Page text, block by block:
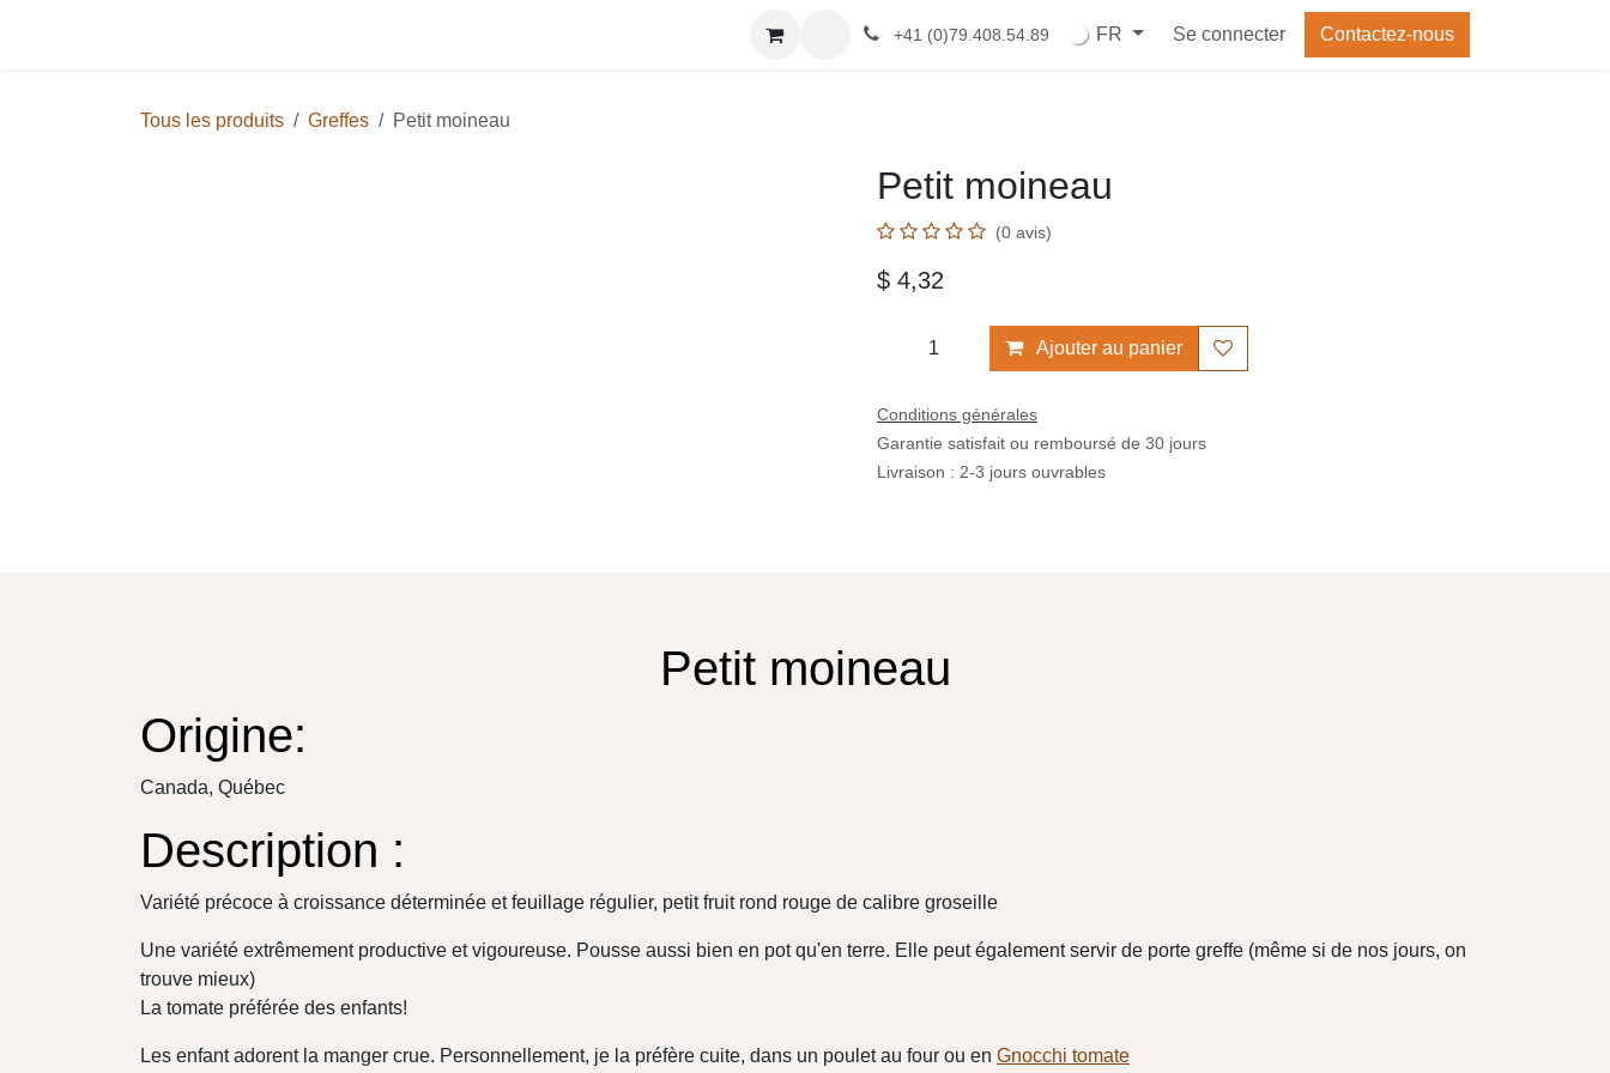
Contactez-nous Cours
+41 (0)79.408.54.89 FR Se connecter Contactez-nous
Tous les produits Greffes Petit moineau
Petit moineau
(0 avis)
$ 4,32
Ajouter au panier
Conditions générales
Garantie satisfait ou remboursé de 30 jours
Livraison : 2-3 jours ouvrables
Petit moineau
Origine:
Canada, Québec​
Description :
Variété précoce à croissance déterminée et feuillage régulier, petit fruit rond rouge de calibre groseille
Une variété extrêmement productive et vigoureuse. Pousse aussi bien en pot qu'en terre. Elle peut également servir de porte greffe (même si de nos jours, on
trouve mieux)
La tomate préférée des enfants!
Les enfant adorent la manger crue. Personnellement, je la préfère cuite, dans un poulet au four ou en Gnocchi tomate